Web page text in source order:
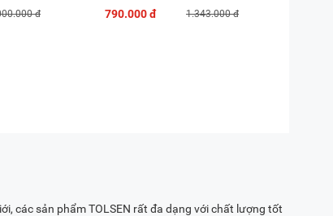
đ
790.000 đ
1.343.000 đ
các sản phẩm TOLSEN rất đa dạng với chất lượng tốt